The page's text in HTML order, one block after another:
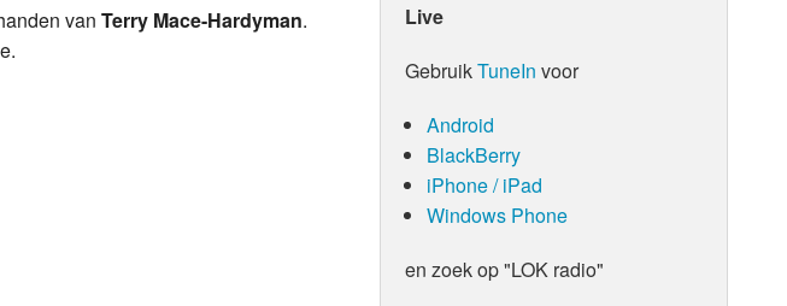
van Terry Mace-Hardyman.
Live
GebruikTuneIn voor
Android
BlackBerry
iPhone / iPad
Windows Phone
en zoek op "LOK radio"